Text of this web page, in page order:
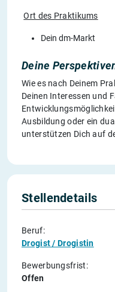
Ort des Praktikums
Dein dm-Markt
Deine
Wie es nach Deinem
Deinen Interessen und
Ausbildung oder ein
unterstützen Dich auf
Stellendetails
Beruf:
Drogist / Drogistin
Bewerbungsfrist:
Offen